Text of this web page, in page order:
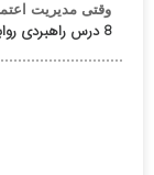
وقتی مدیریت
8 درس راهبردی روابط عمومی از بحران‌های ۲۰۲۵